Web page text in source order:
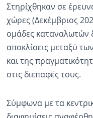
Στηρίχθηκαν σε
χώρες (Δεκέμβριος
ομάδες καταναλωτών
αποκλίσεις μεταξύ
και της
στις διεπαφές τους.
Σύμφωνα με τα